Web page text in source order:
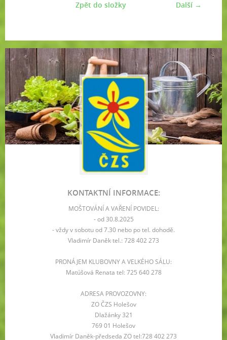
Další →
Zpět do složky
KONTAKTNÍ INFORMACE:
MOŠTOVÁNÍ A VAŘENÍ POVIDEL:
- od 30.8.2025
- vždy v sobotu od 7.30 nebo po tel. dohodě.
Vladimír Daněk tel.: 728 402 273
PRONÁJEM KLUBOVNY A VELKÉHO SÁLU:
Matúšová Renata tel: 725 640 278
ADRESA PROVOZOVNY:
ZO ČZS Holešov
Dlažánky 321
769 01 Holešov
Vladimír Daněk-předseda ZO tel:728 402 273